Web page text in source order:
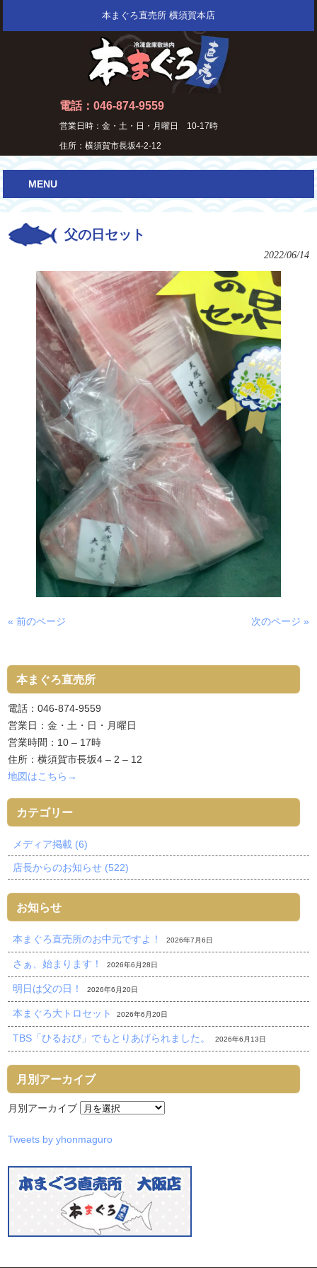
本まぐろ直売所 横須賀本店
電話：046-874-9559
営業日時：金・土・日・月曜日 10-17時
住所：横須賀市長坂4-2-12
MENU
父の日セット
2022/06/14
« 前のページ 次のページ »
本まぐろ直売所
電話：046-874-9559
営業日：金・土・日・月曜日
営業時間：10 – 17時
住所：横須賀市長坂4 – 2 – 12
地図はこちら→
カテゴリー
メディア掲載 (6)
店長からのお知らせ (522)
お知らせ
本まぐろ直売所のお中元ですよ！ 2026年7月6日
さぁ、始まります！ 2026年6月28日
明日は父の日！ 2026年6月20日
本まぐろ大トロセット 2026年6月20日
TBS「ひるおび」でもとりあげられました。 2026年6月13日
月別アーカイブ
月別アーカイブ
Tweets by yhonmaguro